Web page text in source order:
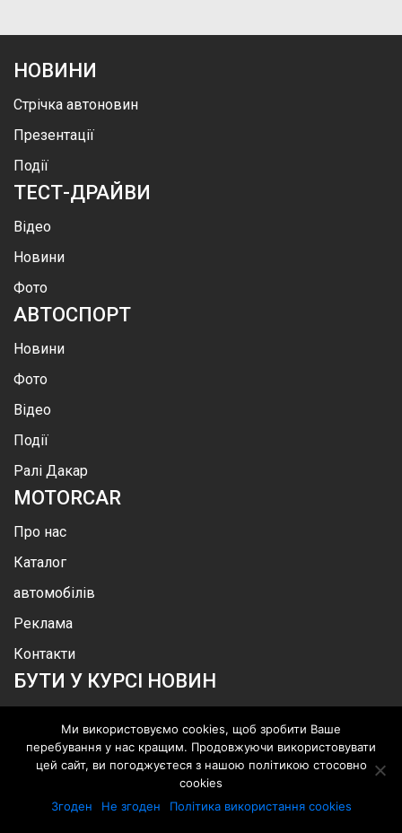
НОВИНИ
Стрічка автоновин
Презентації
Події
ТЕСТ-ДРАЙВИ
Відео
Новини
Фото
АВТОСПОРТ
Новини
Фото
Відео
Події
Ралі Дакар
MOTORCAR
Про нас
Каталог
автомобілів
Реклама
Контакти
БУТИ У КУРСІ НОВИН
.Всі права захищені
Ми використовуємо cookies, щоб зробити Ваше
перебування у нас кращим. Продовжуючи використовувати
цей сайт, ви погоджуєтеся з нашою політикою стосовно
cookies
Згоден
Не згоден Політика використання cookies